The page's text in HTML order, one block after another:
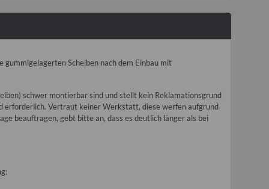
Scheiben nach dem Einbau mit
schwer montierbar sind und stellt kein Reklamationsgrund
erforderlich. Vertraut keiner Werkstatt, diese werfen aufgrund
beauftragen, gebt bitte an, dass es deutlich länger als bei